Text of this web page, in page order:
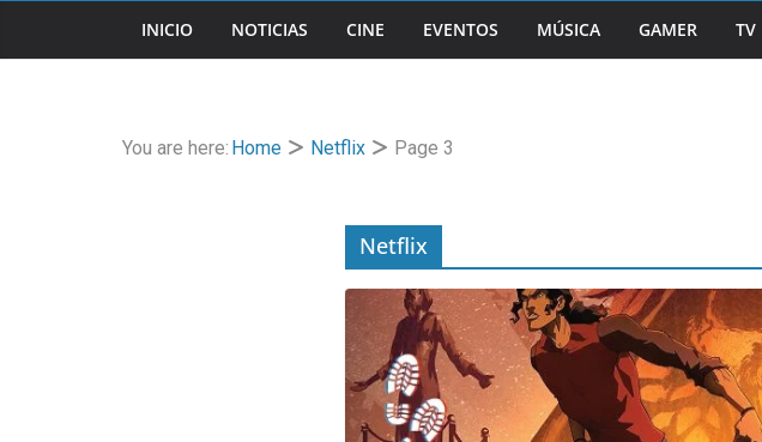
INICIO NOTICIAS CINE EVENTOS MÚSICA GAMER TV
You are here: Home Netflix Page 3
Netflix